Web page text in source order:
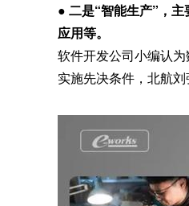
● 二是“智能生产”，
应用等。
软件开发公司小编认
实施先决条件，北航